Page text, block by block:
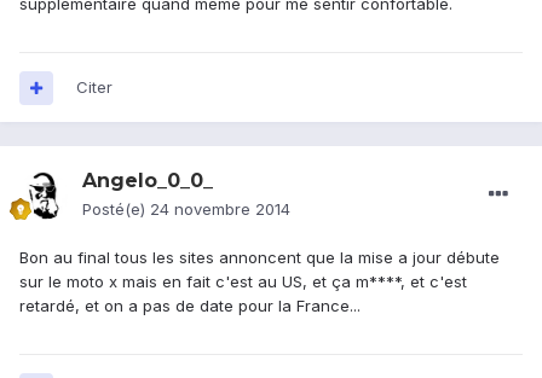
supplémentaire quand même pour me sentir confortable.
Citer
Angelo_0_0_
Posté(e) 24 novembre 2014
Bon au final tous les sites annoncent que la mise a jour débute
sur le moto x mais en fait c'est au US, et ça m****, et c'est
retardé, et on a pas de date pour la France...